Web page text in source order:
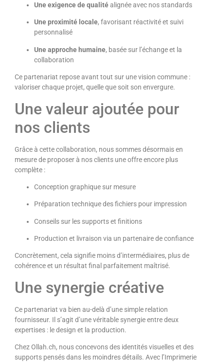
Une exigence de qualitéalignée avec nos standards
Une proximité locale, favorisant réactivité et suivi
personnalisé
Une approche humaine, basée sur l’échange et la
collaboration
Ce partenariat repose avant tout sur une vision commune :
valoriser chaque projet, quelle que soit son envergure.
Une valeur ajoutée pour
nos clients
Grâce à cette collaboration, nous sommes désormais en
mesure de proposer à nos clients une offre encore plus
complète :
Conception graphique sur mesure
Préparation technique des fichiers pour impression
Conseils sur les supports et finitions
Production et livraison via un partenaire de confiance
Concrètement, cela signifie moins d’intermédiaires, plus de
cohérence et un résultat final parfaitement maîtrisé.
Une synergie créative
Ce partenariat va bien au-delà d’une simple relation
fournisseur. Il s’agit d’une véritable synergie entre deux
expertises : le design et la production.
Chez Ollah.ch, nous concevons des identités visuelles et des
supports pensés dans les moindres détails. Avec l’Imprimerie